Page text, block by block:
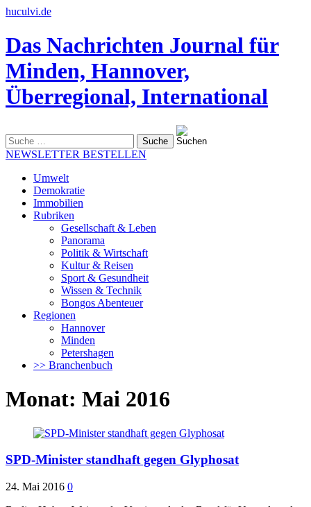
huculvi.de
Das Nachrichten Journal für
Minden, Hannover,
Überregional, International
nach:
NEWSLETTER BESTELLEN
Umwelt
Demokratie
Immobilien
Rubriken
Gesellschaft & Leben
Panorama
Politik & Wirtschaft
Kultur & Reisen
Sport & Gesundheit
Wissen & Technik
Bongos Abenteuer
Regionen
Hannover
Minden
Petershagen
>> Branchenbuch
Monat: Mai 2016
SPD-Minister standhaft gegen Glyphosat
24. Mai 2016 0